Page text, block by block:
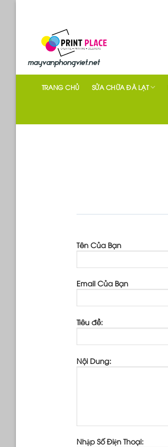
TRANG CHỦ SỬA CHỮA ĐÀ LẠT
Tên Của Bạn
Email Của Bạn
Tiêu đề:
Nội Dung:
Nhập Số Điện Thoại: